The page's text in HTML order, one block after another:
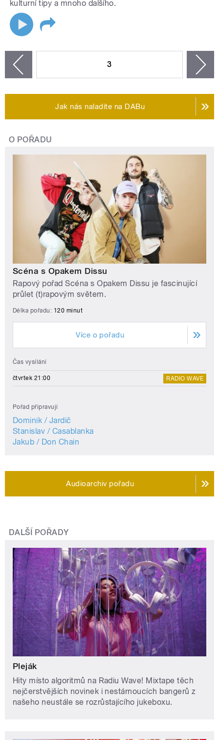
kulturní tipy a mnoho dalšího.
3
Jak nás naladíte na DABu
O POŘADU
Scéna s Opakem Dissu
Rapový pořad Scéna s Opakem Dissu je fascinující
průlet (t)rapovým světem.
Délka pořadu: 120 minut
Více o pořadu
Čas vysílání
čtvrtek 21:00 RADIO WAVE
Pořad připravují
Dominik / Jardič
Stanislav / Casablanka
Jakub / Don Chain
Audioarchiv pořadu
DALŠÍ POŘADY
Pleják
Hity místo algoritmů na Radiu Wave! Mixtape těch
nejčerstvějších novinek i nestárnoucích bangerů z
našeho neustále se rozrůstajícího jukeboxu.